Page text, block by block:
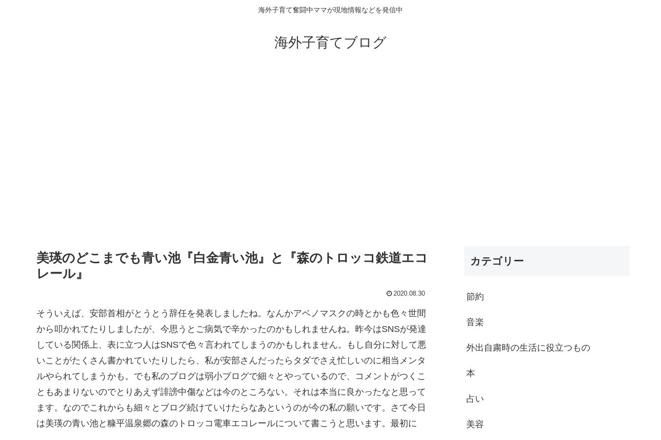
海外子育て奮闘中ママが現地情報などを発信中
海外子育てブログ
美瑛のどこまでも青い池『白金青い池』と『森のトロッコ鉄道エコ
レール』
2020.08.30
そういえば、安部首相がとうとう辞任を発表しましたね。なんかアベノマスクの時とかも色々世間
から叩かれてたりしましたが、今思うとご病気で辛かったのかもしれませんね。昨今はSNSが発達
している関係上、表に立つ人はSNSで色々言われてしまうのかもしれません。もし自分に対して悪
いことがたくさん書かれていたりしたら、私が安部さんだったらタダでさえ忙しいのに相当メンタ
ルやられてしまうかも。でも私のブログは弱小ブログで細々とやっているので、コメントがつくこ
ともあまりないのでとりあえず誹謗中傷などは今のところない。それは本当に良かったなと思って
ます。なのでこれからも細々とブログ続けていけたらなあというのが今の私の願いです。さて今日
は美瑛の青い池と糠平温泉郷の森のトロッコ電車エコレールについて書こうと思います。最初に
カテゴリー
節約
音楽
外出自粛時の生活に役立つもの
本
占い
美容